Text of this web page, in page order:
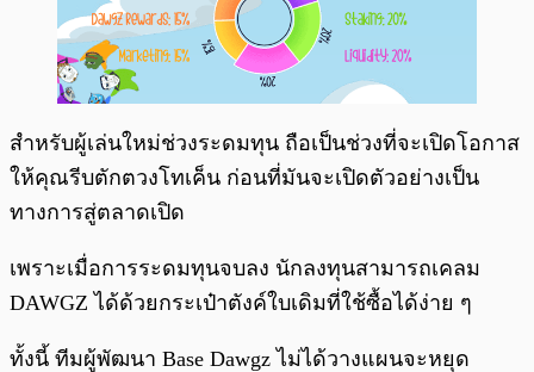
สำหรับผู้เล่นใหม่ช่วงระดมทุน ถือเป็นช่วงที่จะเปิดโอกาส
ให้คุณรีบตักตวงโทเค็น ก่อนที่มันจะเปิดตัวอย่างเป็น
ทางการสู่ตลาดเปิด
เพราะเมื่อการระดมทุนจบลง นักลงทุนสามารถเคลม
DAWGZ ได้ด้วยกระเป๋าตังค์ใบเดิมที่ใช้ซื้อได้ง่าย ๆ
ทั้งนี้ ทีมผู้พัฒนา Base Dawgz ไม่ได้วางแผนจะหยุด